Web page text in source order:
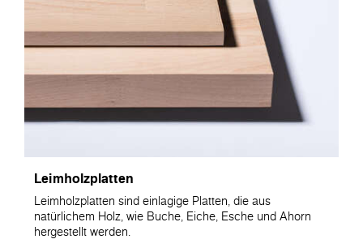
Leimholzplatten
Leimholzplatten sind einlagige Platten, die aus
natürlichem Holz, wie Buche, Eiche, Esche und Ahorn
hergestellt werden.